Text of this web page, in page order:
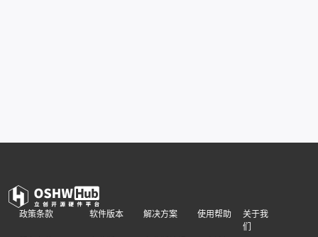
政策条款 软件版本 解决方案 使用帮助
关于我
们